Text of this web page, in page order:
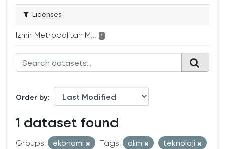
Licenses
Izmir Metropolitan M... 1
Order by
1 dataset found
Groups: ekonomi Tags: alım
teknoloji